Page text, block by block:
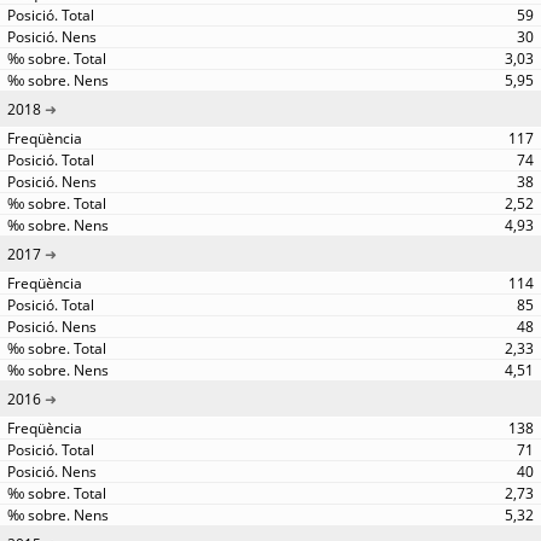
59
30
3,03
5,95
2018
117
74
38
2,52
4,93
2017
114
85
48
2,33
4,51
2016
138
71
40
2,73
5,32